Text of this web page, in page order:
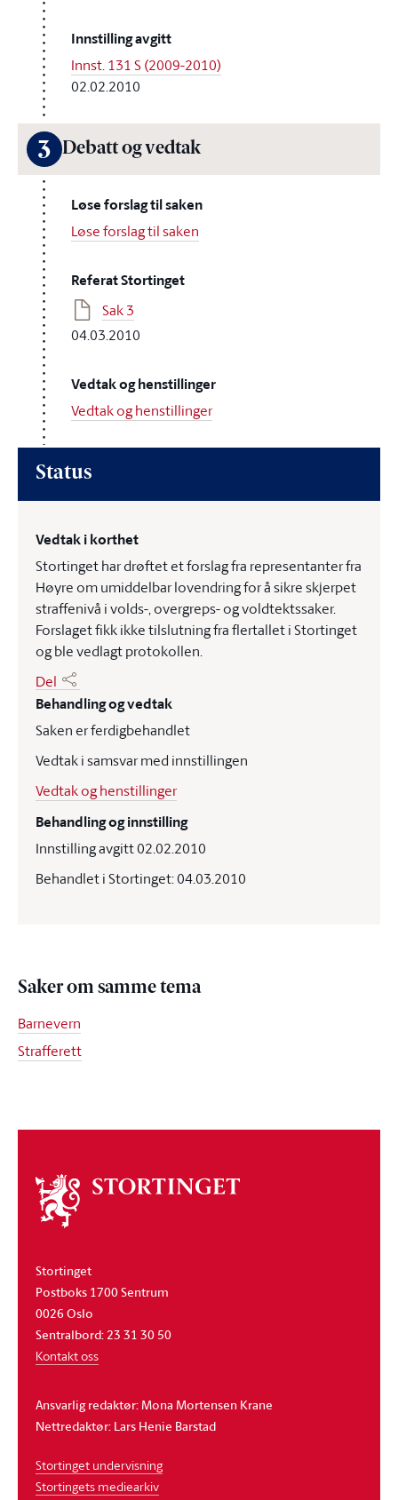
Innstilling avgitt
Innst. 131 S (2009-2010)
02.02.2010
3 Debatt og vedtak
Løse forslag til saken
Løse forslag til saken
Referat Stortinget
Sak 3
04.03.2010
Vedtak og henstillinger
Vedtak og henstillinger
Status
Vedtak i korthet
Stortinget har drøftet et forslag fra representanter fra
Høyre om umiddelbar lovendring for å sikre skjerpet
straffenivå i volds-, overgreps- og voldtektssaker.
Forslaget fikk ikke tilslutning fra flertallet i Stortinget
og ble vedlagt protokollen.
Del
Behandling og vedtak
Saken er ferdigbehandlet
Vedtak i samsvar med innstillingen
Vedtak og henstillinger
Behandling og innstilling
Innstilling avgitt 02.02.2010
Behandlet i Stortinget: 04.03.2010
Saker om samme tema
Barnevern
Strafferett
Om
stortinget
Stortinget
Postboks 1700 Sentrum
0026 Oslo
Sentralbord: 23 31 30 50
Kontakt oss
Ansvarlig redaktør: Mona Mortensen Krane
Nettredaktør: Lars Henie Barstad
Stortinget undervisning
Stortingets mediearkiv